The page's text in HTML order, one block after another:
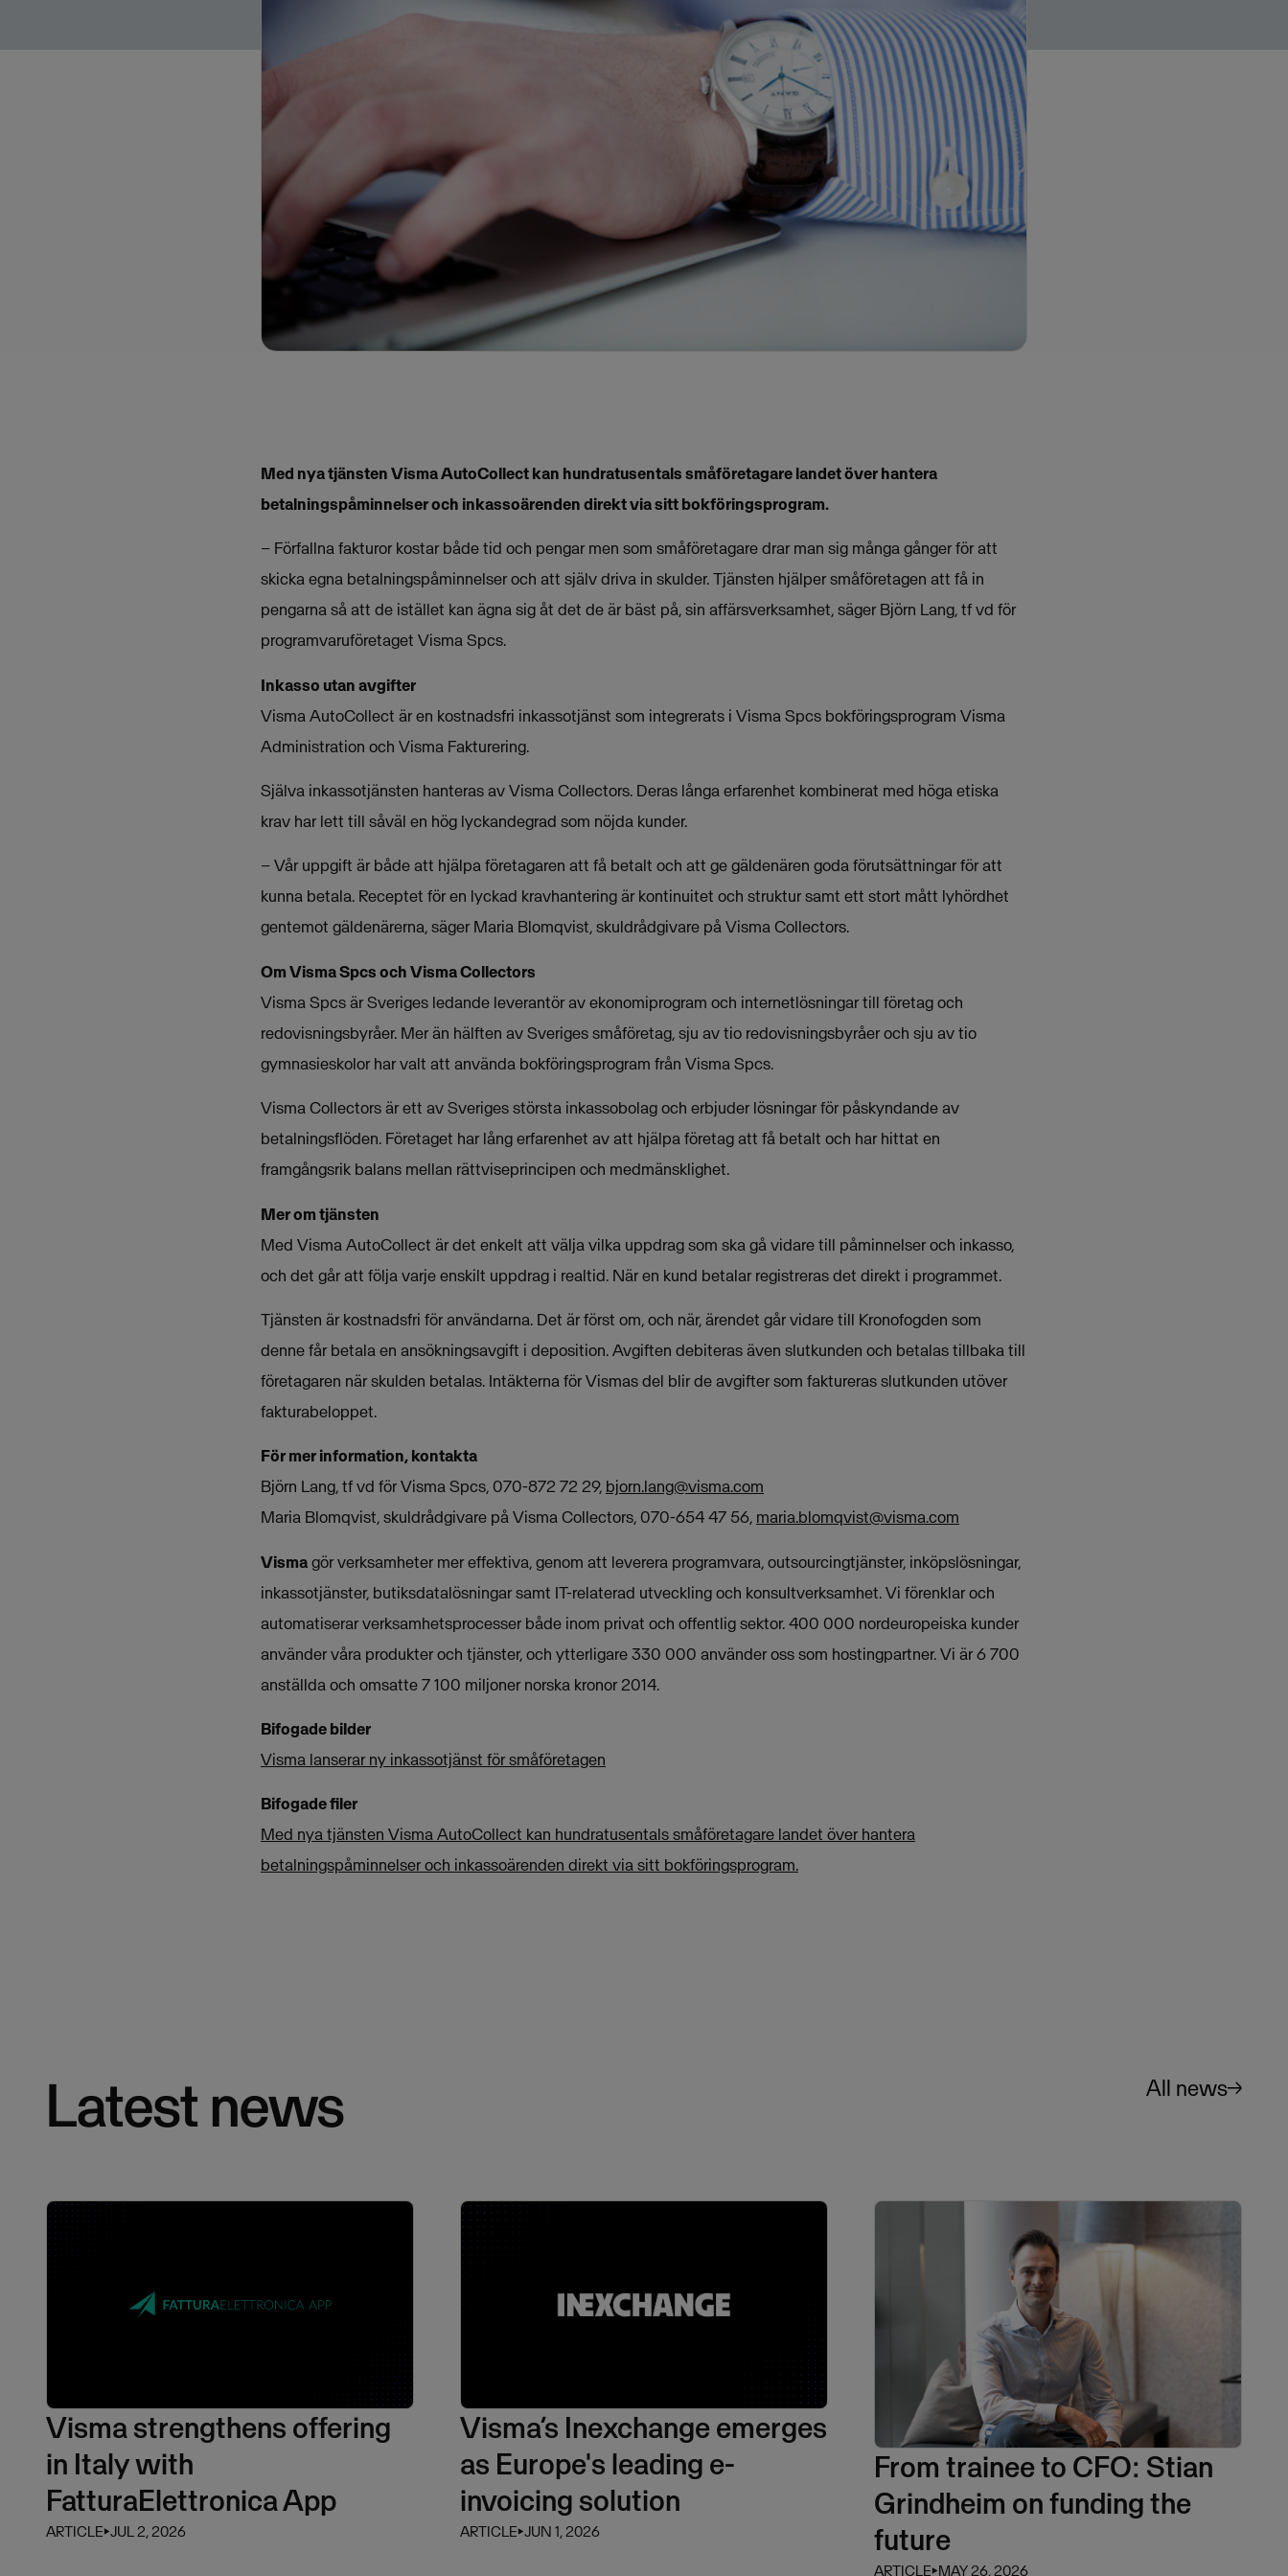
Med nya tjänsten Visma AutoCollect kan hundratusentals småföretagare landet över hantera
betalningspåminnelser och inkassoärenden direkt via sitt bokföringsprogram.
– Förfallna fakturor kostar både tid och pengar men som småföretagare drar man sig många gånger för att
skicka egna betalningspåminnelser och att själv driva in skulder. Tjänsten hjälper småföretagen att få in
pengarna så att de istället kan ägna sig åt det de är bäst på, sin affärsverksamhet, säger Björn Lang, tf vd för
programvaruföretaget Visma Spcs.
Inkasso utan avgifter
Visma AutoCollect är en kostnadsfri inkassotjänst som integrerats i Visma Spcs bokföringsprogram Visma
Administration och Visma Fakturering.
Själva inkassotjänsten hanteras av Visma Collectors. Deras långa erfarenhet kombinerat med höga etiska
krav har lett till såväl en hög lyckandegrad som nöjda kunder.
– Vår uppgift är både att hjälpa företagaren att få betalt och att ge gäldenären goda förutsättningar för att
kunna betala. Receptet för en lyckad kravhantering är kontinuitet och struktur samt ett stort mått lyhördhet
gentemot gäldenärerna, säger Maria Blomqvist, skuldrådgivare på Visma Collectors.
Om Visma Spcs och Visma Collectors
Visma Spcs är Sveriges ledande leverantör av ekonomiprogram och internetlösningar till företag och
redovisningsbyråer. Mer än hälften av Sveriges småföretag, sju av tio redovisningsbyråer och sju av tio
gymnasieskolor har valt att använda bokföringsprogram från Visma Spcs.
Visma Collectors är ett av Sveriges största inkassobolag och erbjuder lösningar för påskyndande av
betalningsflöden. Företaget har lång erfarenhet av att hjälpa företag att få betalt och har hittat en
framgångsrik balans mellan rättviseprincipen och medmänsklighet.
Mer om tjänsten
Med Visma AutoCollect är det enkelt att välja vilka uppdrag som ska gå vidare till påminnelser och inkasso,
och det går att följa varje enskilt uppdrag i realtid. När en kund betalar registreras det direkt i programmet.
Tjänsten är kostnadsfri för användarna. Det är först om, och när, ärendet går vidare till Kronofogden som
denne får betala en ansökningsavgift i deposition. Avgiften debiteras även slutkunden och betalas tillbaka till
företagaren när skulden betalas. Intäkterna för Vismas del blir de avgifter som faktureras slutkunden utöver
fakturabeloppet.
För mer information, kontakta
Björn Lang, tf vd för Visma Spcs, 070-872 72 29, bjorn.lang@visma.com
Maria Blomqvist, skuldrådgivare på Visma Collectors, 070-654 47 56, maria.blomqvist@visma.com
Vismagör verksamheter mer effektiva, genom att leverera programvara, outsourcingtjänster, inköpslösningar,
inkassotjänster, butiksdatalösningar samt IT-relaterad utveckling och konsultverksamhet. Vi förenklar och
automatiserar verksamhetsprocesser både inom privat och offentlig sektor. 400 000 nordeuropeiska kunder
använder våra produkter och tjänster, och ytterligare 330 000 använder oss som hostingpartner. Vi är 6 700
anställda och omsatte 7 100 miljoner norska kronor 2014.
Bifogade bilder
Visma lanserar ny inkassotjänst för småföretagen
Bifogade filer
Med nya tjänsten Visma AutoCollect kan hundratusentals småföretagare landet över hantera
betalningspåminnelser och inkassoärenden direkt via sitt bokföringsprogram.
Latest news All news
Visma strengthens offering
in Italy with
FatturaElettronica App
ARTICLE⏵JUL 2, 2026
Visma’s Inexchange emerges
as Europe's leading e-
invoicing solution
ARTICLE⏵JUN 1, 2026
From trainee to CFO: Stian
Grindheim on funding the
future
ARTICLE⏵MAY 26, 2026